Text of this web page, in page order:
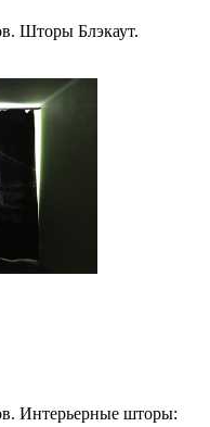
Шторы Блэкаут.
Интерьерные шторы: